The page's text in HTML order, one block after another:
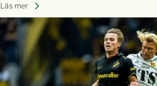
spelas den tredje kvalomgången kort
då vinnaren i mötet mellan isländska Valur
Mostar från Bosnien och Hercegovina.
Läs mer